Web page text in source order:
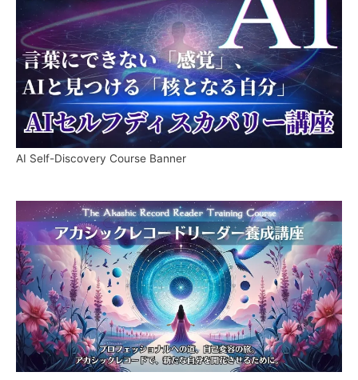
AI Self-Discovery Course Banner